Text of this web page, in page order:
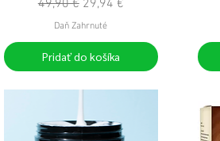
49,90 € 29,94 €
Daň Zahrnuté
Pridať do košíka